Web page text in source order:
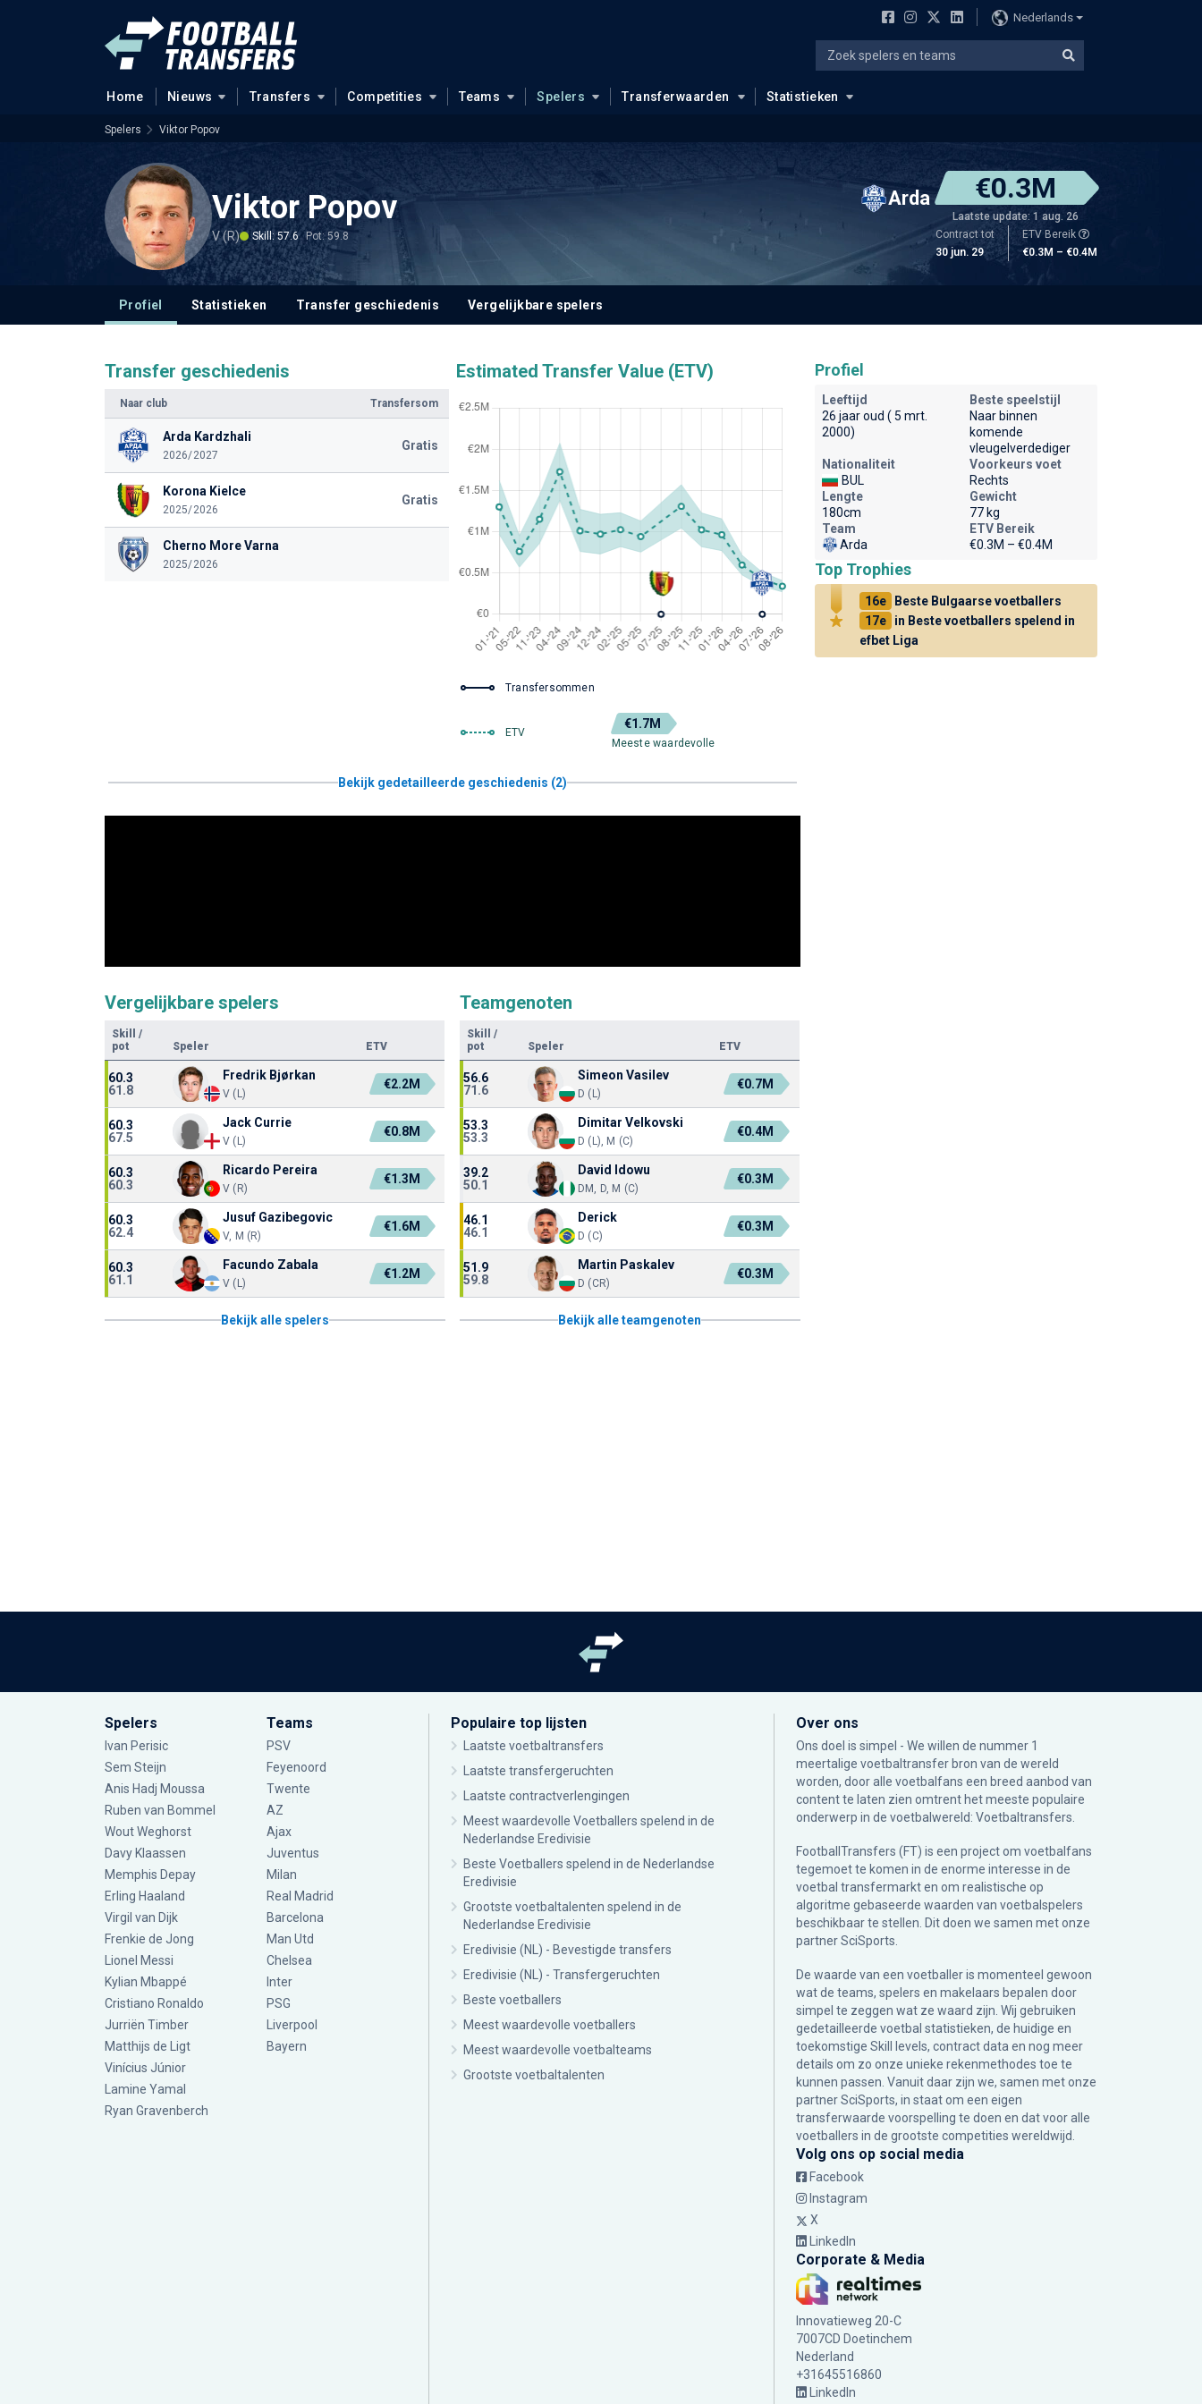
Nederlands
Home Nieuws Transfers Competities Teams Spelers Transferwaarden Statistieken
Spelers Viktor Popov
Viktor Popov
V (R) Skill: 57.6 Pot: 59.8
Arda €0.3M
Laatste update: 1 aug. 26
Contract tot
30 jun. 29
ETV Bereik
€0.3M – €0.4M
Profiel Statistieken Transfer geschiedenis Vergelijkbare spelers
Transfer geschiedenis
Naar club Transfersom
Arda Kardzhali
2026/2027
Gratis
Korona Kielce
2025/2026
Gratis
Cherno More Varna
2025/2026
Estimated Transfer Value (ETV)
Transfersommen
ETV
€1.7M
Meeste waardevolle
Bekijk gedetailleerde geschiedenis (2)
Vergelijkbare spelers
Skill
/
pot
Speler ETV
60.3
61.8
Fredrik Bjørkan
V (L)
€2.2M
60.3
67.5
Jack Currie
V (L)
€0.8M
60.3
60.3
Ricardo Pereira
V (R)
€1.3M
60.3
62.4
Jusuf Gazibegovic
V, M (R)
€1.6M
60.3
61.1
Facundo Zabala
V (L)
€1.2M
Bekijk alle spelers
Teamgenoten
Skill
/
pot
Speler ETV
56.6
71.6
Simeon Vasilev
D (L)
€0.7M
53.3
53.3
Dimitar Velkovski
D (L), M (C)
€0.4M
39.2
50.1
David Idowu
DM, D, M (C)
€0.3M
46.1
46.1
Derick
D (C)
€0.3M
51.9
59.8
Martin Paskalev
D (CR)
€0.3M
Bekijk alle teamgenoten
Profiel
Leeftijd
26 jaar oud ( 5 mrt.
2000)
Beste speelstijl
Naar binnen
komende
vleugelverdediger
Nationaliteit
BUL
Voorkeurs voet
Rechts
Lengte
180cm
Gewicht
77 kg
Team
Arda
ETV Bereik
€0.3M – €0.4M
Top Trophies
16e
Beste Bulgaarse voetballers
17e
in Beste voetballers spelend in
efbet Liga
Spelers
Ivan Perisic
Sem Steijn
Anis Hadj Moussa
Ruben van Bommel
Wout Weghorst
Davy Klaassen
Memphis Depay
Erling Haaland
Virgil van Dijk
Frenkie de Jong
Lionel Messi
Kylian Mbappé
Cristiano Ronaldo
Jurriën Timber
Matthijs de Ligt
Vinícius Júnior
Lamine Yamal
Ryan Gravenberch
Teams
PSV
Feyenoord
Twente
AZ
Ajax
Juventus
Milan
Real Madrid
Barcelona
Man Utd
Chelsea
Inter
PSG
Liverpool
Bayern
Populaire top lijsten
Laatste voetbaltransfers
Laatste transfergeruchten
Laatste contractverlengingen
Meest waardevolle Voetballers spelend in de
Nederlandse Eredivisie
Beste Voetballers spelend in de Nederlandse
Eredivisie
Grootste voetbaltalenten spelend in de
Nederlandse Eredivisie
Eredivisie (NL) - Bevestigde transfers
Eredivisie (NL) - Transfergeruchten
Beste voetballers
Meest waardevolle voetballers
Meest waardevolle voetbalteams
Grootste voetbaltalenten
Over ons
Ons doel is simpel - We willen de nummer 1
meertalige voetbaltransfer bron van de wereld
worden, door alle voetbalfans een breed aanbod van
content te laten zien omtrent het meeste populaire
onderwerp in de voetbalwereld: Voetbaltransfers.
FootballTransfers (FT) is een project om voetbalfans
tegemoet te komen in de enorme interesse in de
voetbal transfermarkt en om realistische op
algoritme gebaseerde waarden van voetbalspelers
beschikbaar te stellen. Dit doen we samen met onze
partnerSciSports
De waarde van een voetballer is momenteel gewoon
wat de teams, spelers en makelaars bepalen door
simpel te zeggen wat ze waard zijn. Wij gebruiken
gedetailleerde voetbal statistieken, de huidige en
toekomstige Skill levels, contract data en nog meer
details om zo onze unieke rekenmethodes toe te
kunnen passen. Vanuit daar zijn we, samen met onze
partner SciSports, in staat om een eigen
transferwaarde voorspelling te doen en dat voor alle
voetballers in de grootste competities wereldwijd.
Volg ons op social media
Facebook
Instagram
X
LinkedIn
Corporate & Media
Innovatieweg 20-C
7007CD Doetinchem
Nederland
+31645516860
LinkedIn